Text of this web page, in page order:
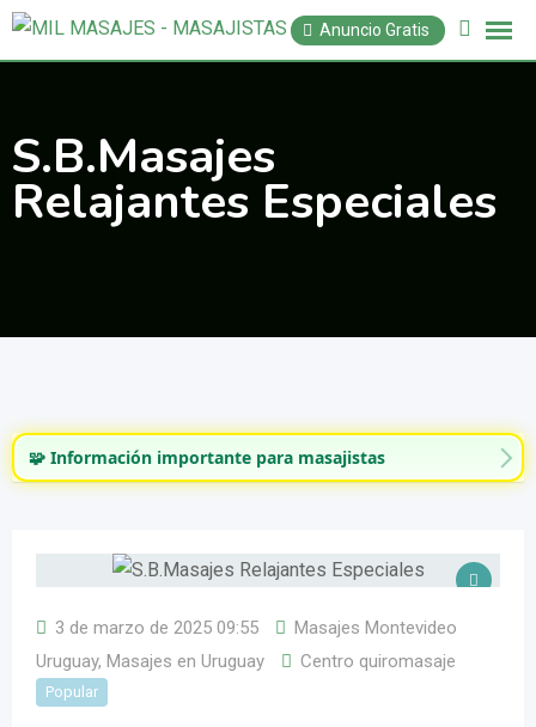
Anuncio Gratis
S.B.Masajes
Relajantes Especiales
🧩 Información importante para masajistas
3 de marzo de 2025 09:55
Masajes Montevideo
Uruguay, Masajes en Uruguay Centro quiromasaje
Popular